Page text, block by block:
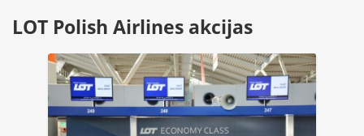
LOT Polish Airlines akcijas